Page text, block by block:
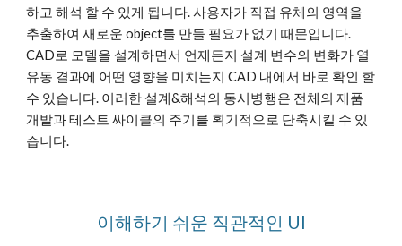
하고 해석 할 수 있게 됩니다. 사용자가 직접 유체의 영역을
추출하여 새로운 object를 만들 필요가 없기 때문입니다.
CAD로 모델을 설계하면서 언제든지 설계 변수의 변화가 열
유동 결과에 어떤 영향을 미치는지 CAD 내에서 바로 확인 할
수 있습니다. 이러한 설계&해석의 동시병행은 전체의 제품
개발과 테스트 싸이클의 주기를 획기적으로 단축시킬 수 있
습니다.
이해하기 쉬운 직관적인 UI